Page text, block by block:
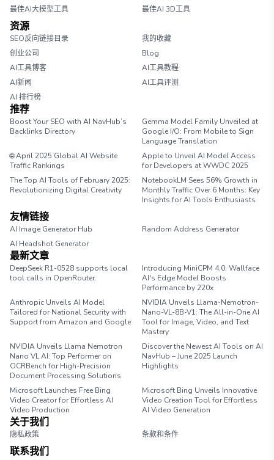
最佳AI大模型工具
最佳AI 3D工具
资源
SEO反向链接目录
我的收藏
创业公司
Blog
AI工具博客
AI工具教程
AI新闻
AI工具评测
AI 排行榜
推荐
Boost Your SEO with AI NavHub’s
Backlinks Directory
Gemma Model Family Unveiled at
Google I/O: From Mobile to Sign
Language Translation
🌐 April 2025 Global AI Website
Traffic Rankings
Apple to Unveil AI Model Access
for Developers at WWDC 2025
The Top AI Tools of February 2025:
Revolutionizing Digital Creativity
NotebookLM Sees 56% Growth in
Monthly Traffic Over 6 Months: Key
Insights for AI Tools Enthusiasts
友情链接
AI Image Generator Hub
Random Address Generator
AI Headshot Generator
最新文章
DeepSeek R1-0528 supports local
tool calls in OpenRouter.
Introducing MiniCPM 4.0: Wallface
AI's Edge Model Boosts
Performance by 220x
Anthropic Unveils AI Model
Tailored for National Security with
Support from Amazon and Google
NVIDIA Unveils Llama-Nemotron-
Nano-VL-8B-V1: The All-in-One AI
Tool for Image, Video, and Text
Mastery
NVIDIA Unveils Llama Nemotron
Nano VL AI: Top Performer on
OCRBench for High-Precision
Document Processing Solutions
Discover the Newest AI Tools on AI
NavHub – June 2025 Launch
Highlights
Microsoft Launches Free Bing
Video Creator for Effortless AI
Video Production
Microsoft Bing Unveils Innovative
Video Creation Tool for Effortless
AI Video Generation
关于我们
隐私政策 条款和条件
联系我们